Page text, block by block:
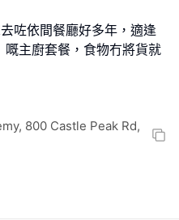
咗依間餐廳好多年，適逢
主廚套餐，食物冇將貨就
800 Castle Peak Rd,